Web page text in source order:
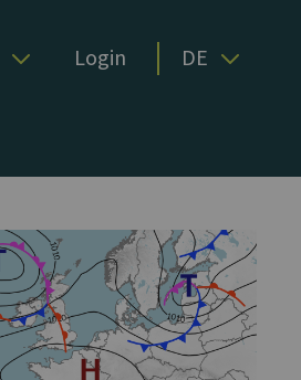
Login DE